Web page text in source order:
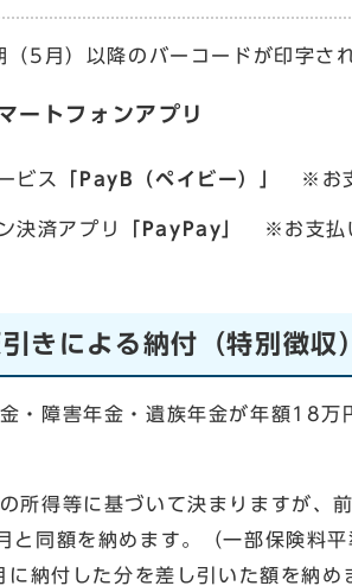
5月）以降のバーコードが印字さ
ートフォンアプリ
ビス 「PayB（ペイビー）」 ※お
決済アプリ 「PayPay」 ※お支払
きによる納付（特別徴収
・障害年金・遺族年金が年額18万
所得等に基づいて決まりますが、
と同額を納めます。（一部保険料
納付した分を差し引いた額を納め